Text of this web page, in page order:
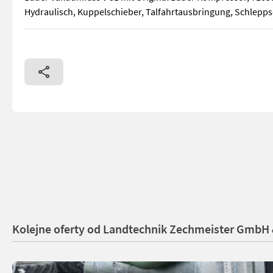
Hydraulisch, Kuppelschieber, Talfahrtausbringung,
Bauer Vakuumfass V 81 mit Original Bauer Kompressor,
Kolejne oferty od Landtechnik Zechmeister GmbH